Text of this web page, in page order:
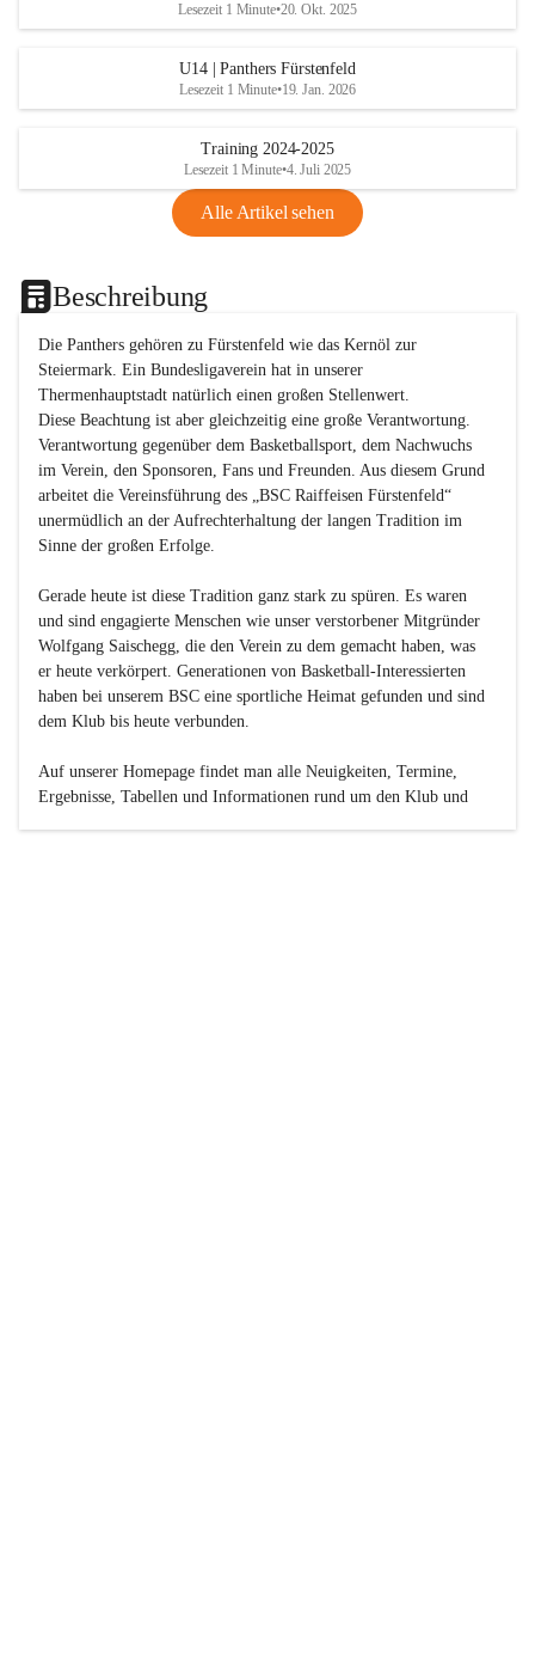
Lesezeit 1 Minute•20. Okt. 2025
U14 | Panthers Fürstenfeld
Lesezeit 1 Minute•19. Jan. 2026
Training 2024-2025
Lesezeit 1 Minute•4. Juli 2025
Alle Artikel sehen
Beschreibung
Die Panthers gehören zu Fürstenfeld wie das Kernöl zur
Steiermark. Ein Bundesligaverein hat in unserer
Thermenhauptstadt natürlich einen großen Stellenwert.
Diese Beachtung ist aber gleichzeitig eine große Verantwortung.
Verantwortung gegenüber dem Basketballsport, dem Nachwuchs
im Verein, den Sponsoren, Fans und Freunden. Aus diesem Grund
arbeitet die Vereinsführung des „BSC Raiffeisen Fürstenfeld“
unermüdlich an der Aufrechterhaltung der langen Tradition im
Sinne der großen Erfolge.
Gerade heute ist diese Tradition ganz stark zu spüren. Es waren
und sind engagierte Menschen wie unser verstorbener Mitgründer
Wolfgang Saischegg, die den Verein zu dem gemacht haben, was
er heute verkörpert. Generationen von Basketball-Interessierten
haben bei unserem BSC eine sportliche Heimat gefunden und sind
dem Klub bis heute verbunden.
Auf unserer Homepage findet man alle Neuigkeiten, Termine,
Ergebnisse, Tabellen und Informationen rund um den Klub und